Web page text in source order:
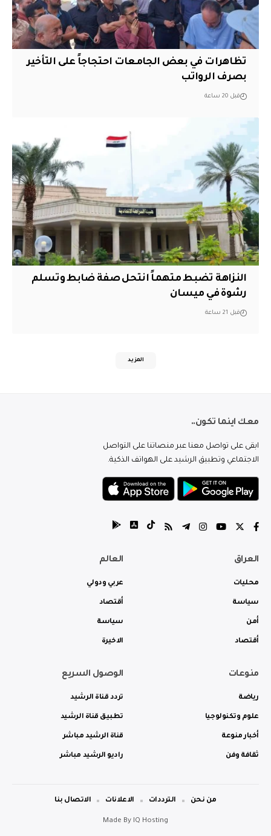
تظاهرات في بعض الجامعات احتجاجاً على التأخير
بصرف الرواتب
قبل 20 ساعة
النزاهة تضبط متهماً انتحل صفة ضابط وتسلم
رشوة في ميسان
قبل 21 ساعة
المزيد
معك اينما تكون..
ابقى على تواصل معنا عبر منصاتنا على التواصل
الاجتماعي وتطبيق الرشيد على الهواتف الذكية.
العراق
محليات
سياسة
أمن
أقتصاد
العالم
عربي ودولي
أقتصاد
سياسة
الاخيرة
منوعات
رياضة
علوم وتكنولوجيا
أخبار منوعة
ثقافة وفن
الوصول السريع
تردد قناة الرشيد
تطبيق قناة الرشيد
قناة الرشيد مباشر
راديو الرشيد مباشر
Made By IQ Hosting
من نحن الترددات الاعلانات الاتصال بنا